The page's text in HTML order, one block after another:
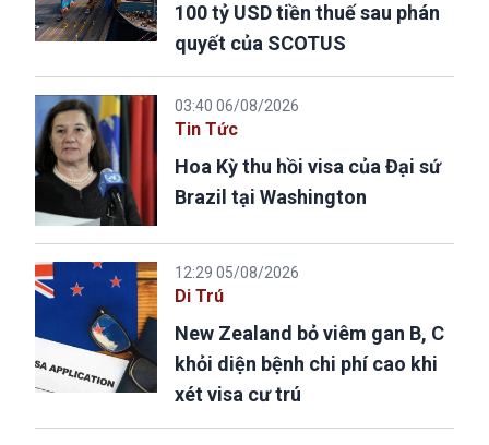
100 tỷ USD tiền thuế sau phán
quyết của SCOTUS
03:40 06/08/2026
Tin Tức
Hoa Kỳ thu hồi visa của Đại sứ
Brazil tại Washington
12:29 05/08/2026
Di Trú
New Zealand bỏ viêm gan B, C
khỏi diện bệnh chi phí cao khi
xét visa cư trú